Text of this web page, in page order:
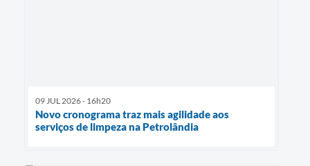
09 JUL 2026 - 16h20
Novo cronograma traz mais agilidade aos
serviços de limpeza na Petrolândia